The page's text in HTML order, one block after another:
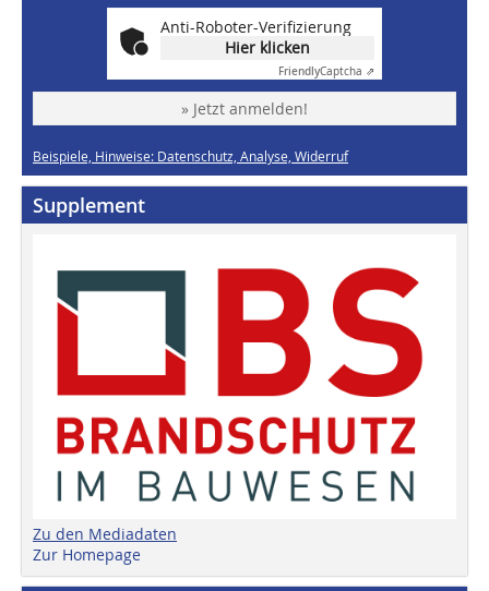
Anti-Roboter-Verifizierung
Hier klicken
FriendlyCaptcha ⇗
» Jetzt anmelden!
Beispiele, Hinweise: Datenschutz, Analyse, Widerruf
Supplement
Zu den Mediadaten
Zur Homepage